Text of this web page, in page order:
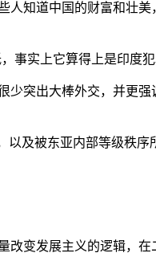
人知道中国的财富和壮
事实上它算得上是印度犯
少突出大棒外交，并更
以及被东亚内部等级秩
变发展主义的逻辑，